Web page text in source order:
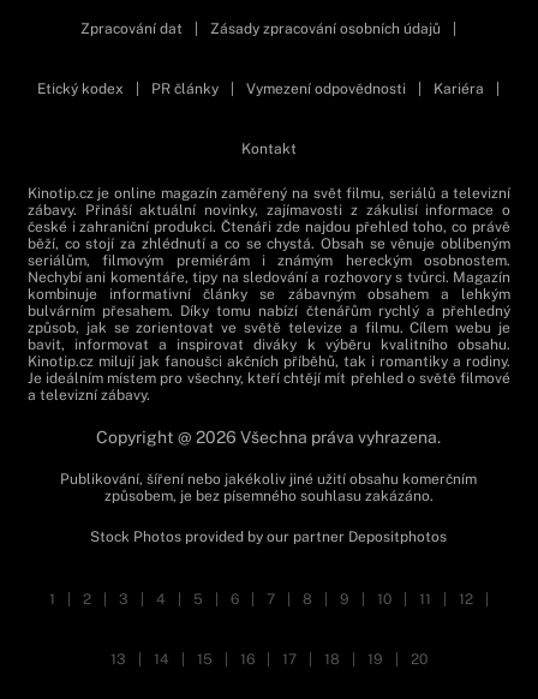
Zpracování dat Zásady zpracování osobních údajů
Etický kodex PR články Vymezení odpovědnosti Kariéra
Kontakt
Kinotip.cz je online magazín zaměřený na svět filmu, seriálů a televizní
zábavy. Přináší aktuální novinky, zajímavosti z zákulisí informace o
české i zahraniční produkci. Čtenáři zde najdou přehled toho, co právě
běží, co stojí za zhlédnutí a co se chystá. Obsah se věnuje oblíbeným
seriálům, filmovým premiérám i známým hereckým osobnostem.
Nechybí ani komentáře, tipy na sledování a rozhovory s tvůrci. Magazín
kombinuje informativní články se zábavným obsahem a lehkým
bulvárním přesahem. Díky tomu nabízí čtenářům rychlý a přehledný
způsob, jak se zorientovat ve světě televize a filmu. Cílem webu je
bavit, informovat a inspirovat diváky k výběru kvalitního obsahu.
Kinotip.cz milují jak fanoušci akčních příběhů, tak i romantiky a rodiny.
Je ideálním místem pro všechny, kteří chtějí mít přehled o světě filmové
a televizní zábavy.
Copyright @ 2026 Všechna práva vyhrazena.
Publikování, šíření nebo jakékoliv jiné užití obsahu komerčním
způsobem, je bez písemného souhlasu zakázáno.
Stock Photos provided by our partner Depositphotos
1 2 3 4 5 6 7 8 9 10 11 12
13 14 15 16 17 18 19 20